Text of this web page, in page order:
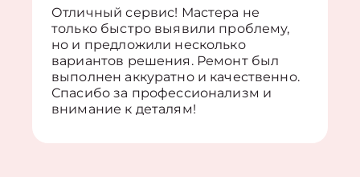
Отличный сервис! Мастера не
только быстро выявили проблему,
но и предложили несколько
вариантов решения. Ремонт был
выполнен аккуратно и качественно.
Спасибо за профессионализм и
внимание к деталям!